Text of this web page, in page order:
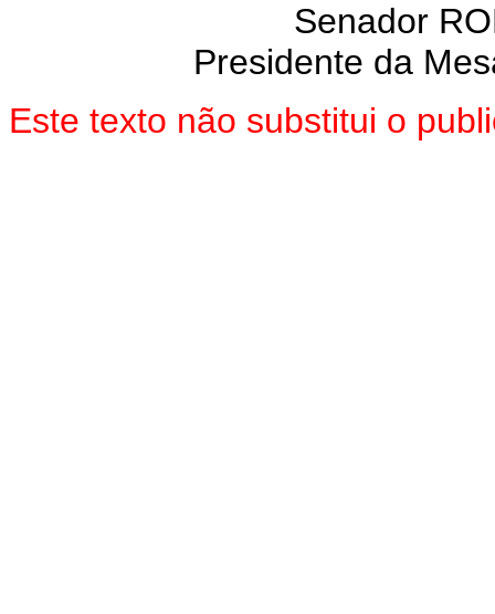
Senador
Presidente da
Este texto não substitui o